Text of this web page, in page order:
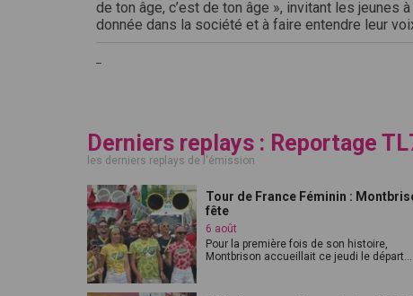
de ton âge, c’est de ton âge », invitant les jeunes
donnée dans la société et à faire entendre leur
Derniers replays : Reportage
les derniers replays de l'émission
Tour de France Féminin :
fête
6 août
Pour la première fois de son histoire,
Montbrison accueillait ce jeudi le départ...